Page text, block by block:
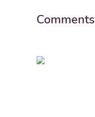
Comments